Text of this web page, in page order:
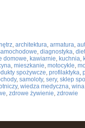
, architektura, armatura,
, diagnostyka,
domowe, kawiarnie, kuchnia,
, mieszkanie, motocykle,
spożywcze, profilaktyka,
, samoloty, sery, sklep
, wiedza medyczna, wina
, zdrowe żywienie, zdrowie